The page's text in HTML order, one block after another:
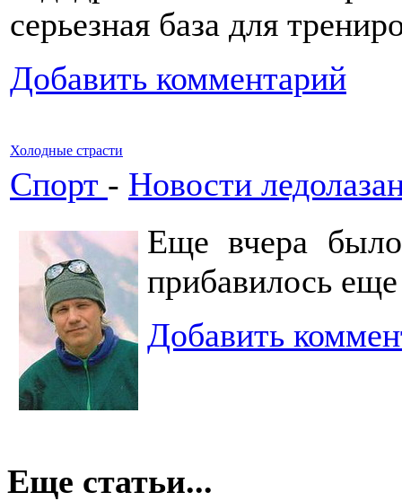
серьезная база для
Добавить комментарий
Холодные страсти
Спорт - Новости
Еще вчера
прибавилось
Добавить
Еще статьи...